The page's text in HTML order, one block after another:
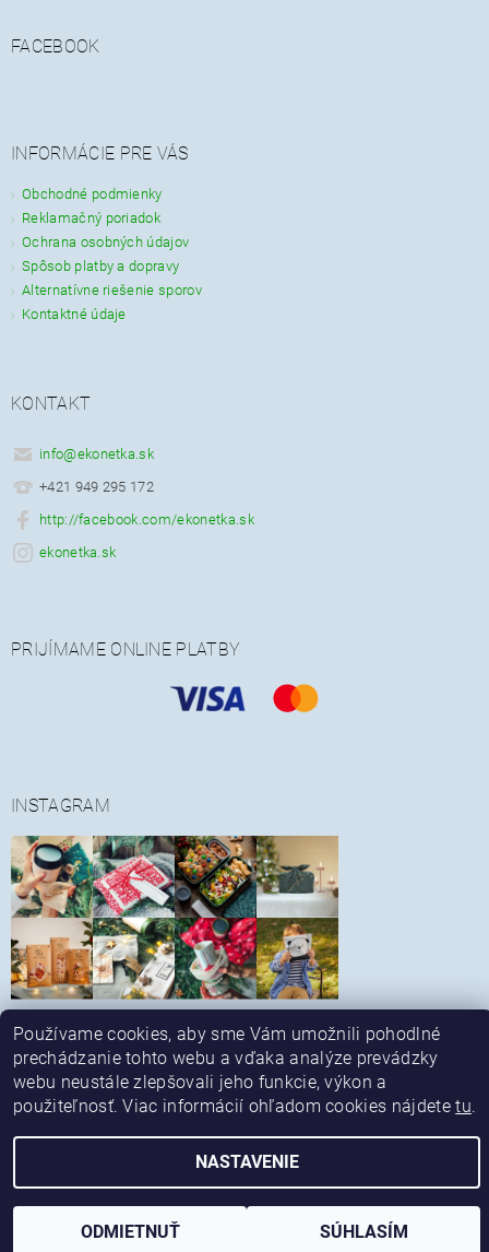
FACEBOOK
INFORMÁCIE PRE VÁS
Obchodné podmienky
Reklamačný poriadok
Ochrana osobných údajov
Spôsob platby a dopravy
Alternatívne riešenie sporov
Kontaktné údaje
KONTAKT
info@ekonetka.sk
+421 949 295 172
http://facebook.com/ekonetka.sk
ekonetka.sk
PRIJÍMAME ONLINE PLATBY
INSTAGRAM
Sledovať na Instagrame
Obchodné podmienky
| Reklamačný poriadok |
Spôsob platby a dopravy | Alternatívne riešenie sporov |
Kontaktné údaje | Ochrana osobných údajov
2026 © ekonetka, všetky práva vyhradenéUpraviť nastavenie cookies
Vytvoril Shoptet
Používame cookies, aby sme Vám umožnili pohodlné
prechádzanie tohto webu a vďaka analýze prevádzky
webu neustále zlepšovali jeho funkcie, výkon a
použiteľnosť. Viac informácií ohľadom cookies nájdetetu.
NASTAVENIE
ODMIETNUŤ SÚHLASÍM